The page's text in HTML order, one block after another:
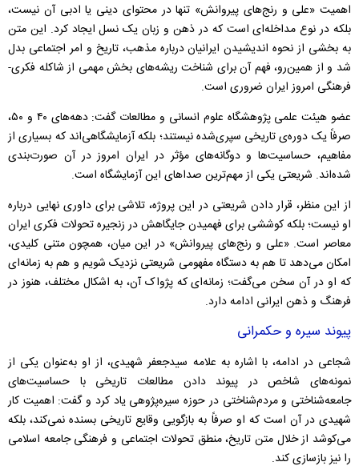
اهمیت «علی و رنج‌های پیروانش» تنها در محتوای دینی یا ادبی آن نیست،
بلکه در نوع مداخله‌ای است که در ذهن و زبان یک نسل ایجاد کرد. این متن
به بخشی از نحوه‌ اندیشیدن ایرانیان درباره‌ مذهب، تاریخ و امر اجتماعی بدل
شد و از همین‌رو، فهم آن برای شناخت ریشه‌های بخش مهمی از شاکله‌ فکری-
فرهنگی امروز ایران ضروری است.
عضو هیئت علمی پژوهشگاه علوم انسانی و مطالعات گفت: دهه‌های ۴۰ و ۵۰،
صرفاً یک دوره‌ی تاریخی سپری‌شده نیستند؛ بلکه آزمایشگاهی‌اند که بسیاری از
مفاهیم، حساسیت‌ها و دوگانه‌های مؤثر در ایران امروز در آن صورت‌بندی
شده‌اند. شریعتی یکی از مهم‌ترین صداهای این آزمایشگاه است.
از این منظر، قرار دادن شریعتی در این پروژه، تلاشی برای داوری نهایی درباره‌
او نیست؛ بلکه کوششی برای فهمیدن جایگاهش در زنجیره‌ تحولات فکری ایران
معاصر است. «علی و رنج‌های پیروانش» در این میان، همچون متنی کلیدی،
امکان می‌دهد تا هم به دستگاه مفهومی شریعتی نزدیک شویم و هم به زمانه‌ای
که او در آن سخن می‌گفت؛ زمانه‌ای که پژواک آن، به اشکال مختلف، هنوز در
فرهنگ و ذهن ایرانی ادامه دارد.
پیوند سیره و حکمرانی
شجاعی در ادامه، با اشاره به علامه سیدجعفر شهیدی، از او به‌عنوان یکی از
نمونه‌های شاخص در پیوند دادن مطالعات تاریخی با حساسیت‌های
جامعه‌شناختی و مردم‌شناختی در حوزه سیره‌پژوهی یاد کرد و گفت: اهمیت کار
شهیدی در آن است که او صرفاً به بازگویی وقایع تاریخی بسنده نمی‌کند، بلکه
می‌کوشد از خلال متن تاریخ، منطق تحولات اجتماعی و فرهنگی جامعه اسلامی
را نیز بازسازی کند.